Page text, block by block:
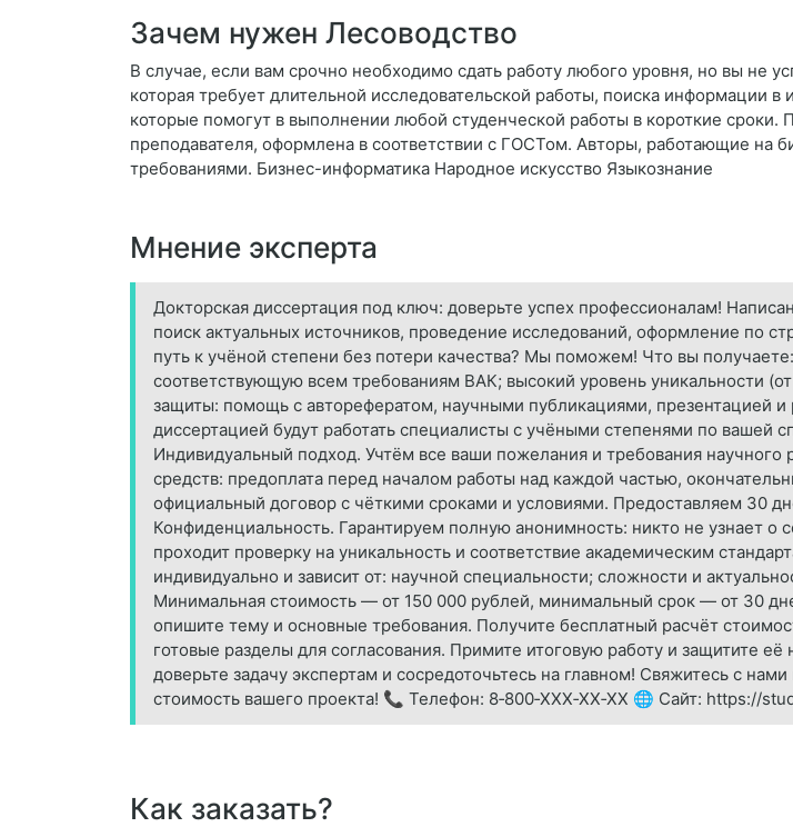
Зачем нужен Лесоводство
В случае, если вам срочно необходимо сдать работу любого уровня, но вы не
которая требует длительной исследовательской работы, поиска информации
которые помогут в выполнении любой студенческой работы в короткие сроки.
преподавателя, оформлена в соответствии с ГОСТом. Авторы, работающие на
требованиями. Бизнес-информатика Народное искусство Языкознание
Мнение эксперта
Докторская диссертация под ключ: доверьте успех профессионалам!
поиск актуальных источников, проведение исследований, оформление по
путь к учёной степени без потери качества? Мы поможем! Что вы
соответствующую всем требованиям ВАК; высокий уровень уникальности
защиты: помощь с авторефератом, научными публикациями, презентацией
диссертацией будут работать специалисты с учёными степенями по вашей
Индивидуальный подход. Учтём все ваши пожелания и требования
средств: предоплата перед началом работы над каждой частью,
официальный договор с чёткими сроками и условиями. Предоставляем 30
Конфиденциальность. Гарантируем полную анонимность: никто не узнает о
проходит проверку на уникальность и соответствие академическим
индивидуально и зависит от: научной специальности; сложности и
Минимальная стоимость — от 150 000 рублей, минимальный срок — от 30
опишите тему и основные требования. Получите бесплатный расчёт
готовые разделы для согласования. Примите итоговую работу и защитите
доверьте задачу экспертам и сосредоточьтесь на главном! Свяжитесь с
стоимость вашего проекта! 📞 Телефон: 8‑800‑XXX‑XX‑XX 🌐 Сайт: https://
Как заказать?